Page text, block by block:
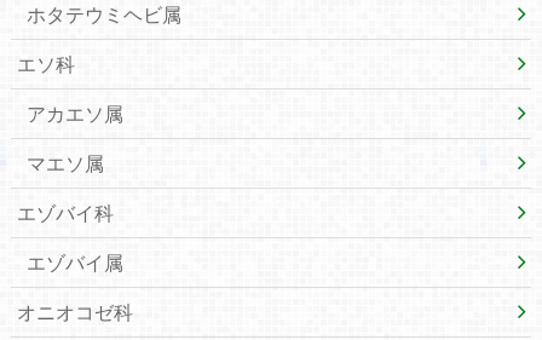
ホタテウミヘビ属
エソ科
アカエソ属
マエソ属
エゾバイ科
エゾバイ属
オニオコゼ科